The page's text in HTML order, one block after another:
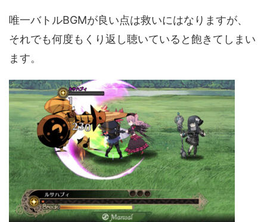
唯一バトルBGMが良い点は救いにはなりますが、
それでも何度もくり返し聴いていると飽きてしまい
ます。